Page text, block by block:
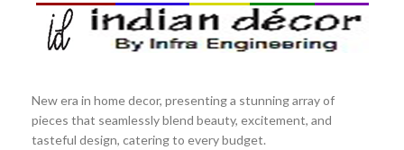
New era in home decor, presenting a stunning array of
pieces that seamlessly blend beauty, excitement, and
tasteful design, catering to every budget.